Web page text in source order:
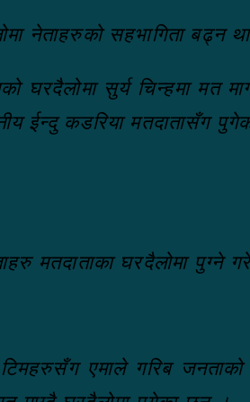
नेताहरुको सहभागिता बढ्न
सुर्य चिन्हमा मत
ईन्दु कडरिया मतदातासँग
मतदाताका घरदैलोमा पुग्ने
एमाले गरिब जनताको